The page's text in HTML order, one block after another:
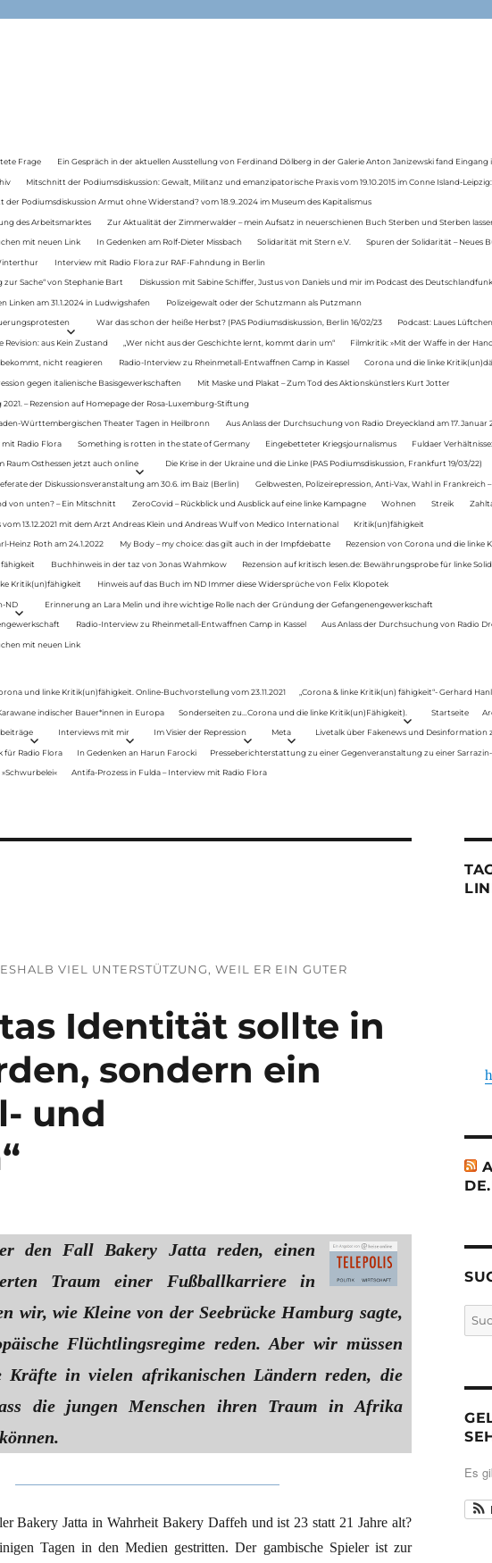
Frage Ein Gespräch in der aktuellen Ausstellung von Ferdinand Dölberg in der Galerie Anton Janizewski fand Eingang
Mitschnitt der Podiumsdiskussion: Gewalt, Militanz und emanzipatorische Praxis vom 19.10.2015 im Conne Island-
der Podiumsdiskussion Armut ohne Widerstand? vom 18.9..2024 im Museum des Kapitalismus
des Arbeitsmarktes Zur Aktualität der Zimmerwalder – mein Aufsatz in neuerschienen Buch Sterben und Sterben
mit neuen Link In Gedenken am Rolf-Dieter Missbach Solidarität mit Stern e.V. Spuren der Solidarität – Neues
Interview mit Radio Flora zur RAF-Fahndung in Berlin
Sache“ von Stephanie Bart Diskussion mit Sabine Schiffer, Justus von Daniels und mir im Podcast des
am 31.1.2024 in Ludwigshafen Polizeigewalt oder der Schutzmann als Putzmann
War das schon der heiße Herbst? (PAS Podiumsdiskussion, Berlin 16/02/23 Podcast: Laues
Revision: aus Kein Zustand „Wer nicht aus der Geschichte lernt, kommt darin um“ Filmkritik: »Mit der Waffe in der Hand
nicht reagieren Radio-Interview zu Rheinmetall-Entwaffnen Camp in Kassel Corona und die linke
gegen italienische Basisgewerkschaften Mit Maske und Plakat – Zum Tod des Aktionskünstlers Kurt Jotter
– Rezension auf Homepage der Rosa-Luxemburg-Stiftung
Württembergischen Theater Tagen in Heilbronn Aus Anlass der Durchsuchung von Radio Dreyeckland am 17.Januar
Radio Flora Something is rotten in the state of Germany Eingebetteter Kriegsjournalismus Fuldaer
Raum Osthessen jetzt auch online Die Krise in der Ukraine und die Linke (PAS Podiumsdiskussion, Frankfurt 19/03/22)
der Diskussionsveranstaltung am 30.6. im Baiz (Berlin) Gelbwesten, Polizeirepression, Anti-Vax, Wahl in Frankreich
von unten? – Ein Mitschnitt ZeroCovid – Rückblick und Ausblick auf eine linke Kampagne Wohnen Streik
13.12.2021 mit dem Arzt Andreas Klein und Andreas Wulf von Medico International Kritik(un)fähigkeit
Heinz Roth am 24.1.2022 My Body – my choice: das gilt auch in der Impfdebatte Rezension von Corona und die linke
Buchhinweis in der taz von Jonas Wahmkow Rezension auf kritisch lesen.de: Bewährungsprobe für linke
Kritik(un)fähigkeit Hinweis auf das Buch im ND Immer diese Widersprüche von Felix Klopotek
ND Erinnerung an Lara Melin und ihre wichtige Rolle nach der Gründung der Gefangenengewerkschaft
Radio-Interview zu Rheinmetall-Entwaffnen Camp in Kassel Aus Anlass der Durchsuchung von Radio
mit neuen Link
und linke Kritik(un)fähigkeit. Online-Buchvorstellung vom 23.11.2021 „Corona & linke Kritik(un) fähigkeit“- Gerhard
indischer Bauer*innen in Europa Sonderseiten zu…Corona und die linke Kritik(un)Fähigkeit). Startseite
Interviews mit mir Im Visier der Repression Meta Livetalk über Fakenews und Desinformation
für Radio Flora In Gedenken an Harun Farocki Presseberichterstattung zu einer Gegenveranstaltung zu einer
Antifa-Prozess in Fulda – Interview mit Radio Flora
VIEL UNTERSTÜTZUNG, WEIL ER EIN GUTER F
Identität sollte in
sondern ein
und
den Fall Bakery Jatta reden, einen
Traum einer Fußballkarriere in
wir, wie Kleine von der Seebrücke Hamburg sagte,
Flüchtlingsregime reden. Aber wir müssen
Kräfte in vielen afrikanischen Ländern reden, die
die jungen Menschen ihren Traum in Afrika
Bakery Jatta in Wahrheit Bakery Daffeh und ist 23 statt 21 Jahre alt?
Tagen in den Medien gestritten. Der gambische Spieler ist zur
Es